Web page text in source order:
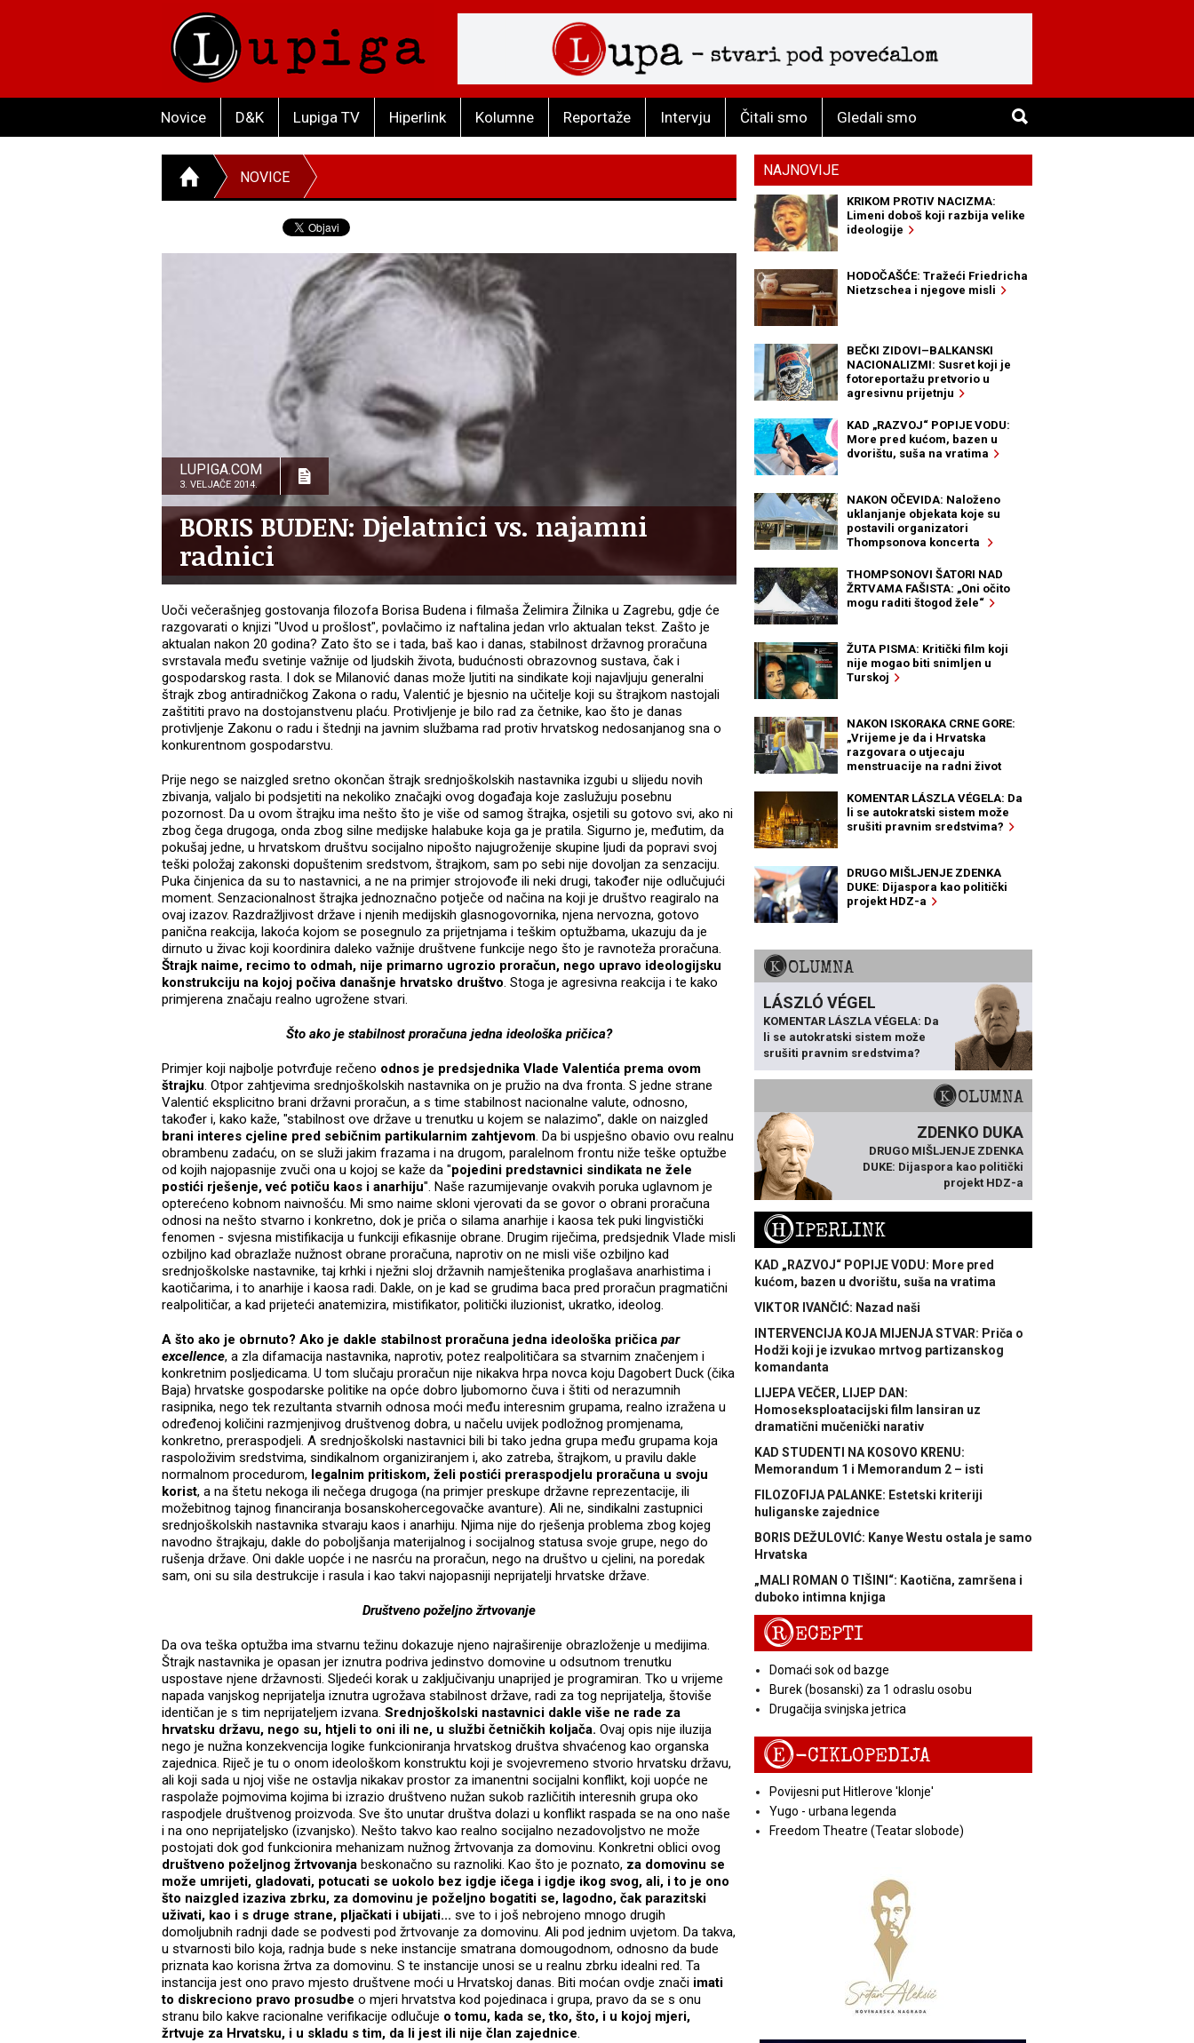
Novice D&K Lupiga TV Hiperlink Kolumne Reportaže Intervju Čitali smo Gledali smo
NOVICE
LUPIGA.COM
3. VELJAČE 2014.
BORIS BUDEN: Djelatnici vs. najamni
radnici
Uoči večerašnjeg gostovanja filozofa Borisa Budena i filmaša Želimira Žilnika u Zagrebu, gdje će
razgovarati o knjizi "Uvod u prošlost", povlačimo iz naftalina jedan vrlo aktualan tekst. Zašto je
aktualan nakon 20 godina? Zato što se i tada, baš kao i danas, stabilnost državnog proračuna
svrstavala među svetinje važnije od ljudskih života, budućnosti obrazovnog sustava, čak i
gospodarskog rasta. I dok se Milanović danas može ljutiti na sindikate koji najavljuju generalni
štrajk zbog antiradničkog Zakona o radu, Valentić je bjesnio na učitelje koji su štrajkom nastojali
zaštititi pravo na dostojanstvenu plaću. Protivljenje je bilo rad za četnike, kao što je danas
protivljenje Zakonu o radu i štednji na javnim službama rad protiv hrvatskog nedosanjanog sna o
konkurentnom gospodarstvu.
Prije nego se naizgled sretno okončan štrajk srednjoškolskih nastavnika izgubi u slijedu novih
zbivanja, valjalo bi podsjetiti na nekoliko značajki ovog događaja koje zaslužuju posebnu
pozornost. Da u ovom štrajku ima nešto što je više od samog štrajka, osjetili su gotovo svi, ako ni
zbog čega drugoga, onda zbog silne medijske halabuke koja ga je pratila. Sigurno je, međutim, da
pokušaj jedne, u hrvatskom društvu socijalno nipošto najugroženije skupine ljudi da popravi svoj
teški položaj zakonski dopuštenim sredstvom, štrajkom, sam po sebi nije dovoljan za senzaciju.
Puka činjenica da su to nastavnici, a ne na primjer strojovođe ili neki drugi, također nije odlučujući
moment. Senzacionalnost štrajka jednoznačno potječe od načina na koji je društvo reagiralo na
ovaj izazov. Razdražljivost države i njenih medijskih glasnogovornika, njena nervozna, gotovo
panična reakcija, lakoća kojom se posegnulo za prijetnjama i teškim optužbama, ukazuju da je
dirnuto u živac koji koordinira daleko važnije društvene funkcije nego što je ravnoteža proračuna.
Štrajk naime, recimo to odmah, nije primarno ugrozio proračun, nego upravo ideologijsku
konstrukciju na kojoj počiva današnje hrvatsko društvo. Stoga je agresivna reakcija i te kako
primjerena značaju realno ugrožene stvari.
Što ako je stabilnost proračuna jedna ideološka pričica?
Primjer koji najbolje potvrđuje rečeno odnos je predsjednika Vlade Valentića prema ovom
štrajku. Otpor zahtjevima srednjoškolskih nastavnika on je pružio na dva fronta. S jedne strane
Valentić eksplicitno brani državni proračun, a s time stabilnost nacionalne valute, odnosno,
također i, kako kaže, "stabilnost ove države u trenutku u kojem se nalazimo", dakle on naizgled
brani interes cjeline pred sebičnim partikularnim zahtjevom. Da bi uspješno obavio ovu realnu
obrambenu zadaću, on se služi jakim frazama i na drugom, paralelnom frontu niže teške optužbe
od kojih najopasnije zvuči ona u kojoj se kaže da "pojedini predstavnici sindikata ne žele
postići rješenje, već potiču kaos i anarhiju". Naše razumijevanje ovakvih poruka uglavnom je
opterećeno kobnom naivnošću. Mi smo naime skloni vjerovati da se govor o obrani proračuna
odnosi na nešto stvarno i konkretno, dok je priča o silama anarhije i kaosa tek puki lingvistički
fenomen - svjesna mistifikacija u funkciji efikasnije obrane. Drugim riječima, predsjednik Vlade misli
ozbiljno kad obrazlaže nužnost obrane proračuna, naprotiv on ne misli više ozbiljno kad
srednjoškolske nastavnike, taj krhki i nježni sloj državnih namještenika proglašava anarhistima i
kaotičarima, i to anarhije i kaosa radi. Dakle, on je kad se grudima baca pred proračun pragmatični
realpolitičar, a kad prijeteći anatemizira, mistifikator, politički iluzionist, ukratko, ideolog.
A što ako je obrnuto? Ako je dakle stabilnost proračuna jedna ideološka pričica par
excellence, a zla difamacija nastavnika, naprotiv, potez realpolitičara sa stvarnim značenjem i
konkretnim posljedicama. U tom slučaju proračun nije nikakva hrpa novca koju Dagobert Duck (čika
Baja) hrvatske gospodarske politike na opće dobro ljubomorno čuva i štiti od nerazumnih
rasipnika, nego tek rezultanta stvarnih odnosa moći među interesnim grupama, realno izražena u
određenoj količini razmjenjivog društvenog dobra, u načelu uvijek podložnog promjenama,
konkretno, preraspodjeli. A srednjoškolski nastavnici bili bi tako jedna grupa među grupama koja
raspoloživim sredstvima, sindikalnom organiziranjem i, ako zatreba, štrajkom, u pravilu dakle
normalnom procedurom, legalnim pritiskom, želi postići preraspodjelu proračuna u svoju
korist, a na štetu nekoga ili nečega drugoga (na primjer preskupe državne reprezentacije, ili
možebitnog tajnog financiranja bosanskohercegovačke avanture). Ali ne, sindikalni zastupnici
srednjoškolskih nastavnika stvaraju kaos i anarhiju. Njima nije do rješenja problema zbog kojeg
navodno štrajkaju, dakle do poboljšanja materijalnog i socijalnog statusa svoje grupe, nego do
rušenja države. Oni dakle uopće i ne nasrću na proračun, nego na društvo u cjelini, na poredak
sam, oni su sila destrukcije i rasula i kao takvi najopasniji neprijatelji hrvatske države.
Društveno poželjno žrtvovanje
Da ova teška optužba ima stvarnu težinu dokazuje njeno najraširenije obrazloženje u medijima.
Štrajk nastavnika je opasan jer iznutra podriva jedinstvo domovine u odsutnom trenutku
uspostave njene državnosti. Sljedeći korak u zaključivanju unaprijed je programiran. Tko u vrijeme
napada vanjskog neprijatelja iznutra ugrožava stabilnost države, radi za tog neprijatelja, štoviše
identičan je s tim neprijateljem izvana. Srednjoškolski nastavnici dakle više ne rade za
hrvatsku državu, nego su, htjeli to oni ili ne, u službi četničkih koljača. Ovaj opis nije iluzija
nego je nužna konzekvencija logike funkcioniranja hrvatskog društva shvaćenog kao organska
zajednica. Riječ je tu o onom ideološkom konstruktu koji je svojevremeno stvorio hrvatsku državu,
ali koji sada u njoj više ne ostavlja nikakav prostor za imanentni socijalni konflikt, koji uopće ne
raspolaže pojmovima kojima bi izrazio društveno nužan sukob različitih interesnih grupa oko
raspodjele društvenog proizvoda. Sve što unutar društva dolazi u konflikt raspada se na ono naše
i na ono neprijateljsko (izvanjsko). Nešto takvo kao realno socijalno nezadovoljstvo ne može
postojati dok god funkcionira mehanizam nužnog žrtvovanja za domovinu. Konkretni oblici ovog
društveno poželjnog žrtvovanja beskonačno su raznoliki. Kao što je poznato, za domovinu se
može umrijeti, gladovati, potucati se uokolo bez igdje ičega i igdje ikog svog, ali, i to je ono
što naizgled izaziva zbrku, za domovinu je poželjno bogatiti se, lagodno, čak parazitski
uživati, kao i s druge strane, pljačkati i ubijati... sve to i još nebrojeno mnogo drugih
domoljubnih radnji dade se podvesti pod žrtvovanje za domovinu. Ali pod jednim uvjetom. Da takva,
u stvarnosti bilo koja, radnja bude s neke instancije smatrana domougodnom, odnosno da bude
priznata kao korisna žrtva za domovinu. S te instancije unosi se u realnu zbrku idealni red. Ta
instancija jest ono pravo mjesto društvene moći u Hrvatskoj danas. Biti moćan ovdje znači imati
to diskreciono pravo prosudbe o mjeri hrvatstva kod pojedinaca i grupa, pravo da se s onu
stranu bilo kakve racionalne verifikacije odlučuje o tomu, kada se, tko, što, i u kojoj mjeri,
žrtvuje za Hrvatsku, i u skladu s tim, da li jest ili nije član zajednice.
NAJNOVIJE
KRIKOM PROTIV NACIZMA:
Limeni doboš koji razbija velike
ideologije
HODOČAŠĆE: Tražeći Friedricha
Nietzschea i njegove misli
BEČKI ZIDOVI–BALKANSKI
NACIONALIZMI: Susret koji je
fotoreportažu pretvorio u
agresivnu prijetnju
KAD „RAZVOJ“ POPIJE VODU:
More pred kućom, bazen u
dvorištu, suša na vratima
NAKON OČEVIDA: Naloženo
uklanjanje objekata koje su
postavili organizatori
Thompsonova koncerta
THOMPSONOVI ŠATORI NAD
ŽRTVAMA FAŠISTA: „Oni očito
mogu raditi štogod žele“
ŽUTA PISMA: Kritički film koji
nije mogao biti snimljen u
Turskoj
NAKON ISKORAKA CRNE GORE:
„Vrijeme je da i Hrvatska
razgovara o utjecaju
menstruacije na radni život
KOMENTAR LÁSZLA VÉGELA: Da
li se autokratski sistem može
srušiti pravnim sredstvima?
DRUGO MIŠLJENJE ZDENKA
DUKE: Dijaspora kao politički
projekt HDZ-a
KOLUMNA
LÁSZLÓ VÉGEL
KOMENTAR LÁSZLA VÉGELA: Da
li se autokratski sistem može
srušiti pravnim sredstvima?
KOLUMNA
ZDENKO DUKA
DRUGO MIŠLJENJE ZDENKA
DUKE: Dijaspora kao politički
projekt HDZ-a
HIPERLINK
KAD „RAZVOJ“ POPIJE VODU: More pred
kućom, bazen u dvorištu, suša na vratima
VIKTOR IVANČIĆ: Nazad naši
INTERVENCIJA KOJA MIJENJA STVAR: Priča o
Hodži koji je izvukao mrtvog partizanskog
komandanta
LIJEPA VEČER, LIJEP DAN:
Homoseksploatacijski film lansiran uz
dramatični mučenički narativ
KAD STUDENTI NA KOSOVO KRENU:
Memorandum 1 i Memorandum 2 – isti
FILOZOFIJA PALANKE: Estetski kriteriji
huliganske zajednice
BORIS DEŽULOVIĆ: Kanye Westu ostala je samo
Hrvatska
„MALI ROMAN O TIŠINI“: Kaotična, zamršena i
duboko intimna knjiga
RECEPTI
Domaći sok od bazge
Burek (bosanski) za 1 odraslu osobu
Drugačija svinjska jetrica
E-CIKLOPEDIJA
Povijesni put Hitlerove 'klonje'
Yugo - urbana legenda
Freedom Theatre (Teatar slobode)